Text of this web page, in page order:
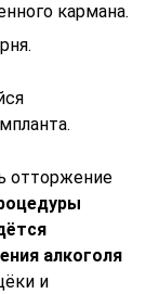
кармана.
отторжение
алкоголя
и